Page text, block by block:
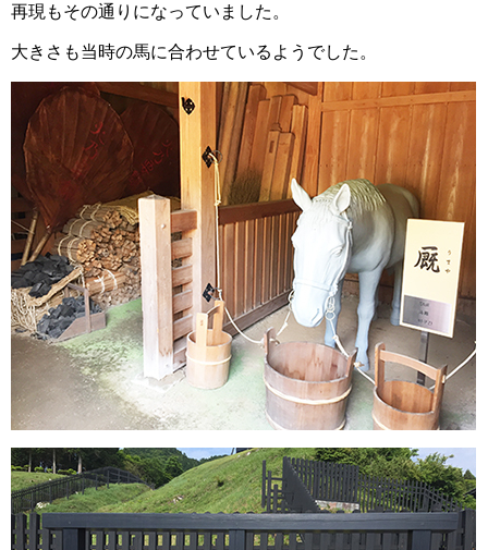
再現もその通りになっていました。
大きさも当時の馬に合わせているようでした。